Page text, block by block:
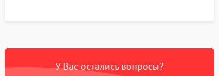
У Вас остались вопросы?